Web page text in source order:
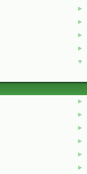
►
►
►
►
▼
►
►
►
►
►
►